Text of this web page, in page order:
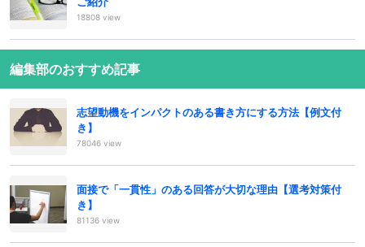
18808 view
編集部のおすすめ記事
志望動機をインパクトのある書き方にする方法【例文付
き】
78046 view
面接で「一貫性」のある回答が大切な理由【選考対策付
き】
81136 view